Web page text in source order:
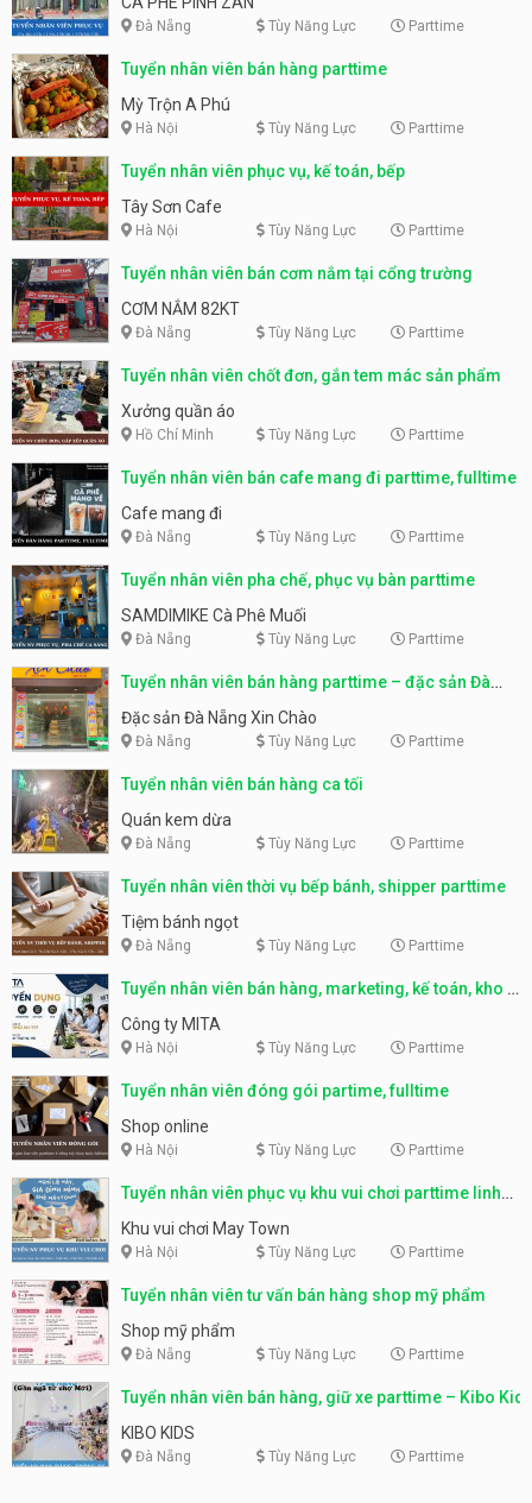
Đà Nẵng Tùy Năng Lực Parttime
Tuyển nhân viên bán hàng parttime
Mỳ Trộn A Phú
Hà Nội Tùy Năng Lực Parttime
Tuyển nhân viên phục vụ, kế toán, bếp
Tây Sơn Cafe
Hà Nội Tùy Năng Lực Parttime
Tuyển nhân viên bán cơm nắm tại cổng trường
CƠM NẮM 82KT
Đà Nẵng Tùy Năng Lực Parttime
Tuyển nhân viên chốt đơn, gắn tem mác sản phẩm
Xưởng quần áo
Hồ Chí Minh Tùy Năng Lực Parttime
Tuyển nhân viên bán cafe mang đi parttime, fulltime
Cafe mang đi
Đà Nẵng Tùy Năng Lực Parttime
Tuyển nhân viên pha chế, phục vụ bàn parttime
SAMDIMIKE Cà Phê Muối
Đà Nẵng Tùy Năng Lực Parttime
Tuyển nhân viên bán hàng parttime – đặc sản Đà
Nẵng
Đặc sản Đà Nẵng Xin Chào
Đà Nẵng Tùy Năng Lực Parttime
Tuyển nhân viên bán hàng ca tối
Quán kem dừa
Đà Nẵng Tùy Năng Lực Parttime
Tuyển nhân viên thời vụ bếp bánh, shipper parttime
Tiệm bánh ngọt
Đà Nẵng Tùy Năng Lực Parttime
Tuyển nhân viên bán hàng, marketing, kế toán, kho –
parttime, fulltime
Công ty MITA
Hà Nội Tùy Năng Lực Parttime
Tuyển nhân viên đóng gói partime, fulltime
Shop online
Hà Nội Tùy Năng Lực Parttime
Tuyển nhân viên phục vụ khu vui chơi parttime linh
động
Khu vui chơi May Town
Hà Nội Tùy Năng Lực Parttime
Tuyển nhân viên tư vấn bán hàng shop mỹ phẩm
Shop mỹ phẩm
Đà Nẵng Tùy Năng Lực Parttime
Tuyển nhân viên bán hàng, giữ xe parttime – Kibo Kid
KIBO KIDS
Đà Nẵng Tùy Năng Lực Parttime